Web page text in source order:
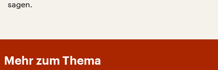
sagen.
Mehr zum Thema